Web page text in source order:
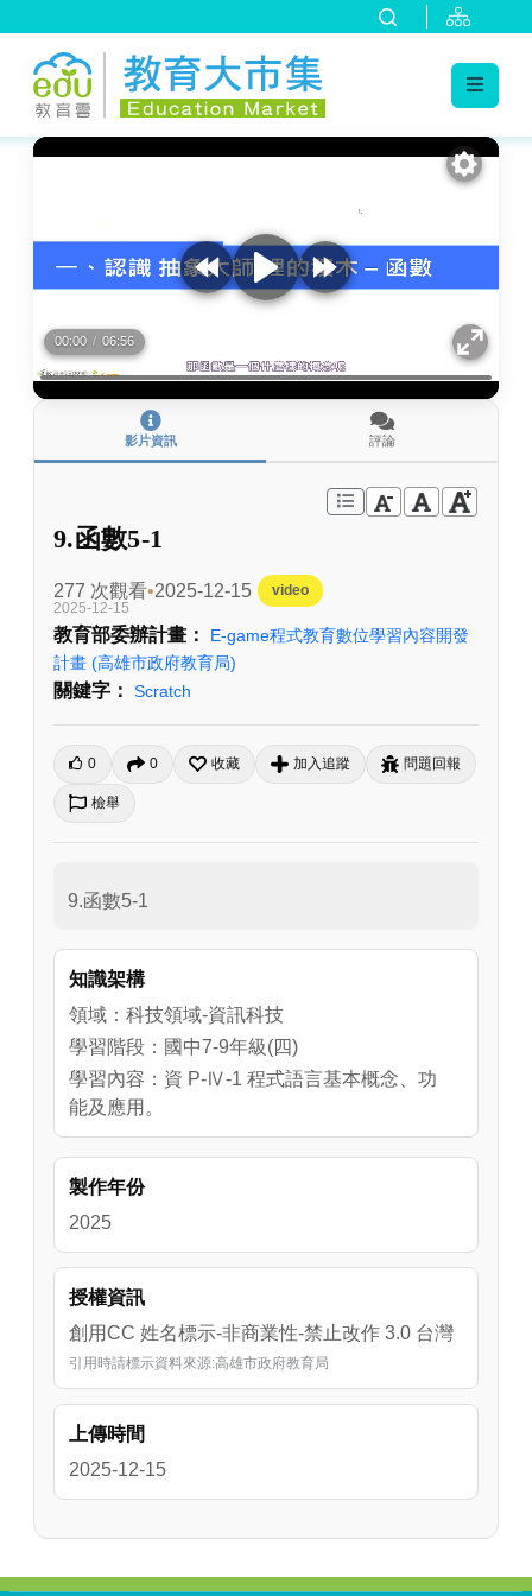
:::
00:00 / 06:56
影片資訊 評論
9.函數5-1
277 次觀看 2025-12-15
video
2025-12-15
教育部委辦計畫：
E-game程式教育數位學習內容開發
計畫 (高雄市政府教育局)
關鍵字： Scratch
0 0 收藏 加入追蹤 問題回報
檢舉
9.函數5-1
知識架構
領域：科技領域-資訊科技
學習階段：國中7-9年級(四)
學習內容：資 P-Ⅳ-1 程式語言基本概念、功
能及應用。
製作年份
2025
授權資訊
創用CC 姓名標示-非商業性-禁止改作 3.0 台灣
引用時請標示資料來源:高雄市政府教育局
上傳時間
2025-12-15